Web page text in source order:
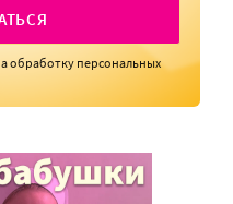
обработку персональных